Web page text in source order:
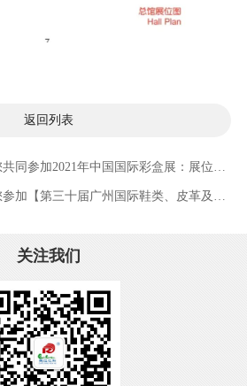
返回列表
关注我们